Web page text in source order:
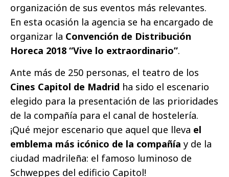
organización de sus eventos más relevantes.
En esta ocasión la agencia se ha encargado de
organizar la Convención de Distribución
Horeca 2018 “Vive lo extraordinario”.
Ante más de 250 personas, el teatro de los
Cines Capitol de Madrid ha sido el escenario
elegido para la presentación de las prioridades
de la compañía para el canal de hostelería.
¡Qué mejor escenario que aquel que lleva el
emblema más icónico de la compañía y de la
ciudad madrileña: el famoso luminoso de
Schweppes del edificio Capitol!